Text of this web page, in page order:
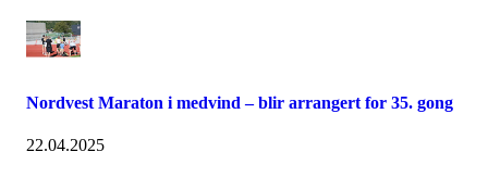
Nordvest Maraton i medvind – blir arrangert for 35. gong
22.04.2025